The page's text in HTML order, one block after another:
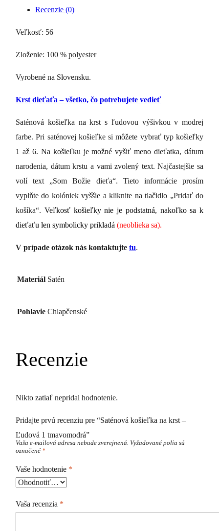
Recenzie (0)
Veľkosť: 56
Zloženie: 100 % polyester
Vyrobené na Slovensku.
Krst dieťaťa – všetko, čo potrebujete vedieť
Saténová košieľka na krst s ľudovou výšivkou v modrej
farbe. Pri saténovej košieľke si môžete vybrať typ košieľky
1 až 6. Na košieľku je možné vyšiť meno dieťatka, dátum
narodenia, dátum krstu a vami zvolený text. Najčastejšie sa
volí text „Som Božie dieťa“. Tieto informácie prosím
vyplňte do kolóniek vyššie a kliknite na tlačidlo „Pridať do
košíka“. Veľkosť košieľky nie je podstatná, nakoľko sa k
dieťaťu len symbolicky prikladá (neoblieka sa).
V prípade otázok nás kontaktujte tu.
Materiál Satén
Pohlavie Chlapčenské
Recenzie
Nikto zatiaľ nepridal hodnotenie.
Pridajte prvú recenziu pre “Saténová košieľka na krst –
Ľudová 1 tmavomodrá”
Vaša e-mailová adresa nebude zverejnená. Vyžadované polia sú
označené *
Vaše hodnotenie *
Vaša recenzia *